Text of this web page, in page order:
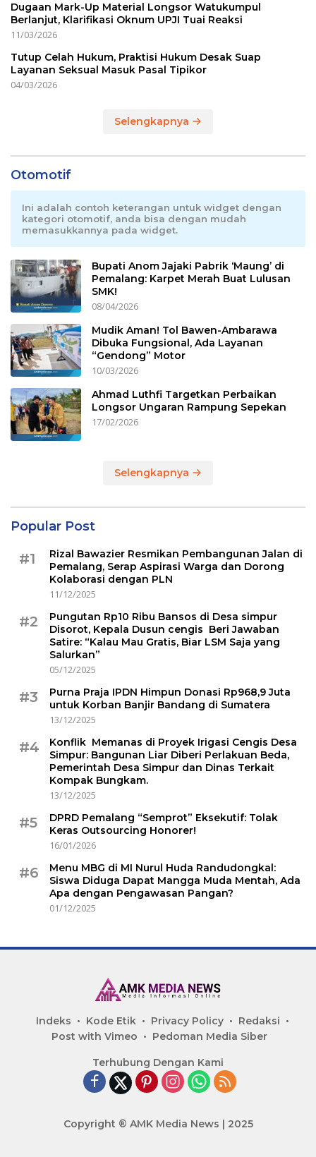
Dugaan Mark-Up Material Longsor Watukumpul
Berlanjut, Klarifikasi Oknum UPJI Tuai Reaksi
11/03/2026
Tutup Celah Hukum, Praktisi Hukum Desak Suap
Layanan Seksual Masuk Pasal Tipikor
04/03/2026
Selengkapnya
Otomotif
Ini adalah contoh keterangan untuk widget dengan
kategori otomotif, anda bisa dengan mudah
memasukkannya pada widget.
Bupati Anom Jajaki Pabrik ‘Maung’ di
Pemalang: Karpet Merah Buat Lulusan
SMK!
08/04/2026
Mudik Aman! Tol Bawen-Ambarawa
Dibuka Fungsional, Ada Layanan
“Gendong” Motor
10/03/2026
Ahmad Luthfi Targetkan Perbaikan
Longsor Ungaran Rampung Sepekan
17/02/2026
Selengkapnya
Popular Post
#1
Rizal Bawazier Resmikan Pembangunan Jalan di
Pemalang, Serap Aspirasi Warga dan Dorong
Kolaborasi dengan PLN
11/12/2025
#2
Pungutan Rp10 Ribu Bansos di Desa simpur
Disorot, Kepala Dusun cengis Beri Jawaban
Satire: “Kalau Mau Gratis, Biar LSM Saja yang
Salurkan”
05/12/2025
#3
Purna Praja IPDN Himpun Donasi Rp968,9 Juta
untuk Korban Banjir Bandang di Sumatera
13/12/2025
#4
Konflik Memanas di Proyek Irigasi Cengis Desa
Simpur: Bangunan Liar Diberi Perlakuan Beda,
Pemerintah Desa Simpur dan Dinas Terkait
Kompak Bungkam.
13/12/2025
#5
DPRD Pemalang “Semprot” Eksekutif: Tolak
Keras Outsourcing Honorer!
16/01/2026
#6
Menu MBG di MI Nurul Huda Randudongkal:
Siswa Diduga Dapat Mangga Muda Mentah, Ada
Apa dengan Pengawasan Pangan?
01/12/2025
Indeks Kode Etik Privacy Policy
Redaksi
Post with Vimeo
Pedoman Media Siber
Terhubung Dengan Kami
Copyright ® AMK Media News | 2025